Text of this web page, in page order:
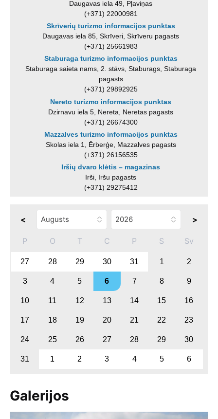
Daugavas iela 49, Pļaviņas
(+371) 22000981
Skrīverių turizmo informacijos punktas
Daugavas iela 85, Skrīveri, Skrīveru pagasts
(+371) 25661983
Staburaga turizmo informacijos punktas
Staburaga saieta nams, 2. stāvs, Staburags, Staburaga
pagasts
(+371) 29892925
Nereto turizmo informacijos punktas
Dzirnavu iela 5, Nereta, Neretas pagasts
(+371) 26674300
Mazzalves turizmo informacijos punktas
Skolas iela 1, Ērberģe, Mazzalves pagasts
(+371) 26156535
Iršių dvaro klėtis – magazinas
Irši, Iršu pagasts
(+371) 29275412
< >
P O T C P S Sv
27 28 29 30 31 1 2
3 4 5 6 7 8 9
10 11 12 13 14 15 16
17 18 19 20 21 22 23
24 25 26 27 28 29 30
31 1 2 3 4 5 6
Galerijos